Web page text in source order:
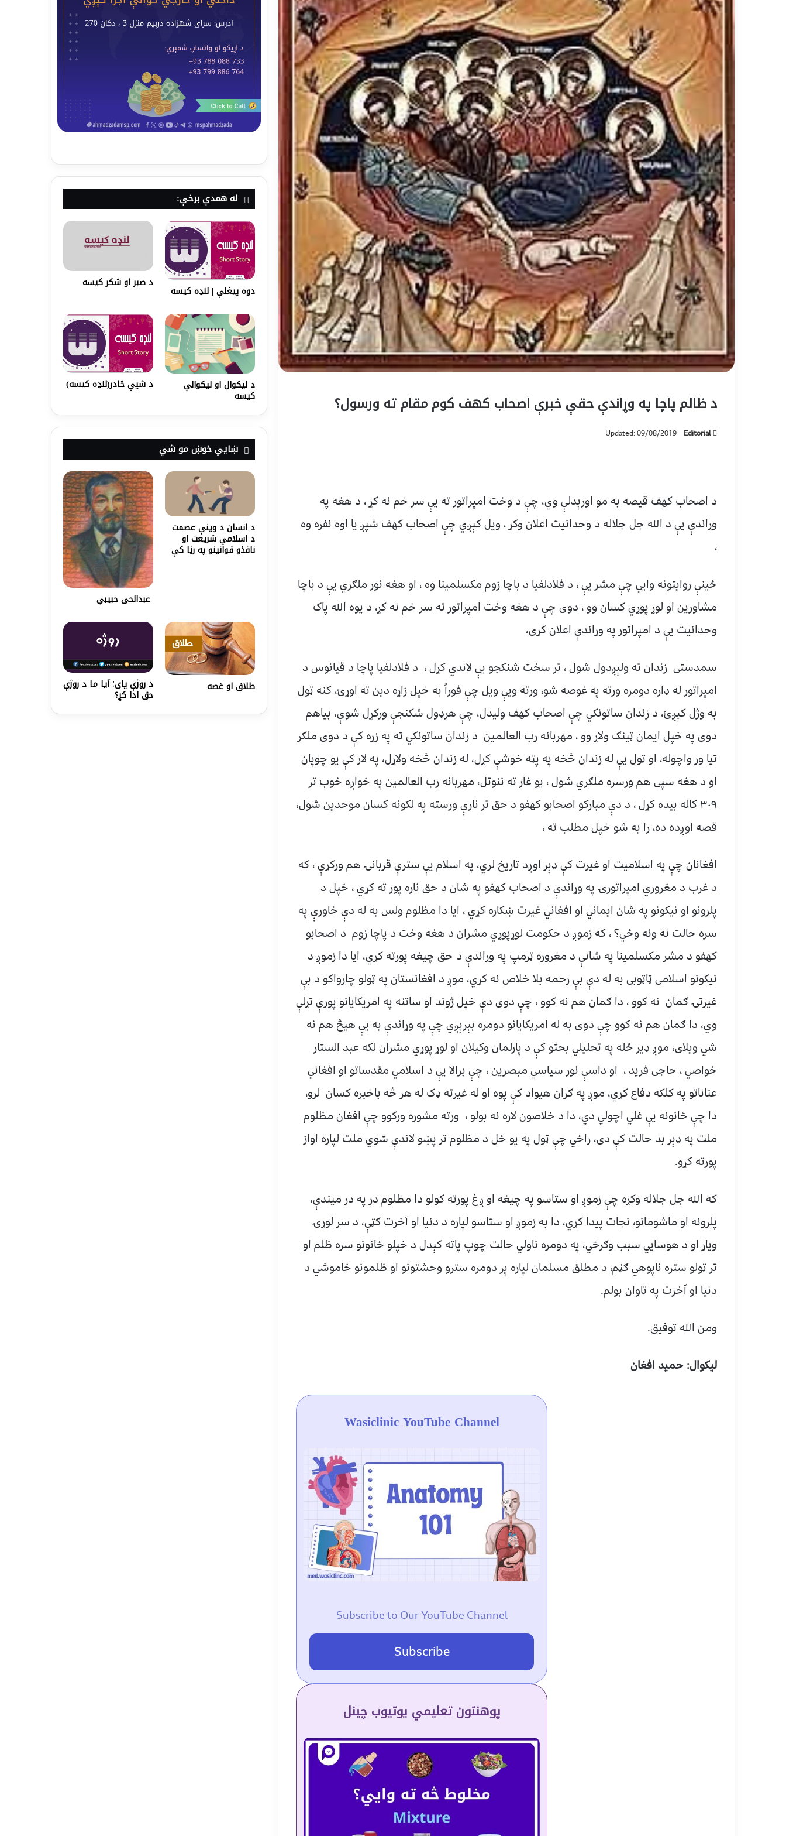
د ظالم پاچا په وړاندې حقې خبرې اصحاب کهف کوم مقام ته ورسول؟
Editorial
Updated: 09/08/2019
د اصحاب کهف قيصه به مو اورېدلې وي، چې د وخت امپراتور ته يې سر خم نه کړ ، د هغه په
وړاندې يې د الله جل جلاله د وحدانيت اعلان وکړ ، ويل کېږي چې اصحاب کهف شپږ يا اوه نفره وه
،
ځينې روايتونه وايي چې مشر يې ، د فلادلفيا د باچا زوم مکسلمينا وه ، او هغه نور ملګري يې د باچا
مشاورين او لوړ پوړي کسان وو ، دوی چې د هغه وخت امپراتور ته سر خم نه کړ، د يوه الله پاک
وحدانيت يې د امپراتور په وړاندې اعلان کړی،
سمدستی زندان ته ولېږدول شول ، تر سخت شنکجو يې لاندي کړل ، د فلادلفيا پاچا د قيانوس د
امپراتور له ډاره دومره ورته په غوصه شو، ورته ويې ويل چې فوراً به خپل زاړه دين ته اوړئ، کنه ټول
به وژل کېږئ، د زندان ساتونکي چې اصحاب کهف وليدل، چې هرډول شکنجې ورکړل شوې، بياهم
دوی په خپل ايمان ټينګ ولاړ وو ، مهربانه رب العالمين د زندان ساتونکي ته په زړه کې د دوی ملګر
تيا ور واچوله، او ټول يې له زندان څخه په پټه خوشې کړل، له زندان څخه ولاړل، په لار کې يو چوپان
او د هغه سپی هم ورسره ملګري شول ، يو غار ته ننوتل، مهربانه رب العالمين په خواږه خوب تر
۳۰۹ کاله بيده کړل ، د دې مبارکو اصحابو کهفو د حق تر نارې ورسته په لکونه کسان موحدين شول،
قصه اوږده ده، را به شو خپل مطلب ته ،
افغانان چې په اسلاميت او غيرت کې ډېر اوږد تاريخ لري، په اسلام يې سترې قربانۍ هم ورکړې ، که
د غرب د مغروري امپراتورۍ په وړاندې د اصحاب کهفو په شان د حق ناره پور ته کړي ، خپل د
پلرونو او نيکونو په شان ايماني او افغاني غيرت ښکاره کړي ، ايا دا مظلوم ولس به له دې خاورې په
سره حالت نه ونه وځي؟ ، که زموږ د حکومت لوړپوړي مشران د هغه وخت د پاچا زوم د اصحابو
کهفو د مشر مکسلمينا په شانې د مغروره ټرمپ په وړاندې د حق چيغه پورته کړي، ايا دا زموږ د
نيکونو اسلامی ټاټوبی به له دې بې رحمه بلا خلاص نه کړي، موږ د افغانستان په ټولو چارواکو د بې
غيرتۍ ګمان نه کوو ، دا ګمان هم نه کوو ، چې دوی دې خپل ژوند او ساتنه په امريکايانو پورې تړلې
وي، دا ګمان هم نه کوو چې دوی به له امريکايانو دومره بېرېږي چې په وړاندې به يې هيڅ هم نه
شي ويلای، موږ ډير ځله په تحليلي بحثو کې د پارلمان وکيلان او لوړ پوړي مشران لکه عبد الستار
خواصي ، حاجی فريد ، او داسې نور سياسي مبصرين ، چې برالا يې د اسلامي مقدساتو او افغاني
عناناتو په کلکه دفاع کړي، موږ په ګران هيواد کې پوه او له غيرته ډک له هر څه باخبره کسان لرو،
دا چې ځانونه يې غلي اچولي دي، دا د خلاصون لاره نه بولو ، ورته مشوره ورکوو چې افغان مظلوم
ملت په ډېر بد حالت کې دی، راځي چې ټول په يو ځل د مظلوم تر پښو لاندې شوي ملت لپاره اواز
پورته کړو.
که الله جل جلاله وکړه چې زموږ او ستاسو په چيغه او ږغ پورته کولو دا مظلوم در په در ميندې،
پلرونه او ماشومانو، نجات پيدا کړي، دا به زموږ او ستاسو لپاره د دنيا او آخرت ګټې، د سر لوړۍ
وياړ او د هوسايي سبب وګرځي، په دومره ناولي حالت چوپ پاته کېدل د خپلو ځانونو سره ظلم او
تر ټولو ستره ناپوهي ګڼم، د مطلق مسلمان لپاره پر دومره سترو وحشتونو او ظلمونو خاموشي د
دنيا او آخرت په تاوان بولم.
ومن الله توفيق.
ليکوال: حميد افغان
Wasiclinic YouTube Channel
Subscribe to Our YouTube Channel
Subscribe
پوهنتون تعلیمي یوتیوب چینل
له همدې برخې:
دوه پیغلې | لنډه کیسه
د صبر او شکر کيسه
د لیکوال او لیکوالي
کیسه
د شپې څادر(لنډه کیسه)
ښايي خوښ مو شي
د انسان د وینې عصمت
د اسلامي شریعت او
نافذو قوانینو په رڼا کې
عبدالحی حبيبي
طلاق او غصه د روژې پای؛ آیا ما د روژې
حق ادا کړ؟